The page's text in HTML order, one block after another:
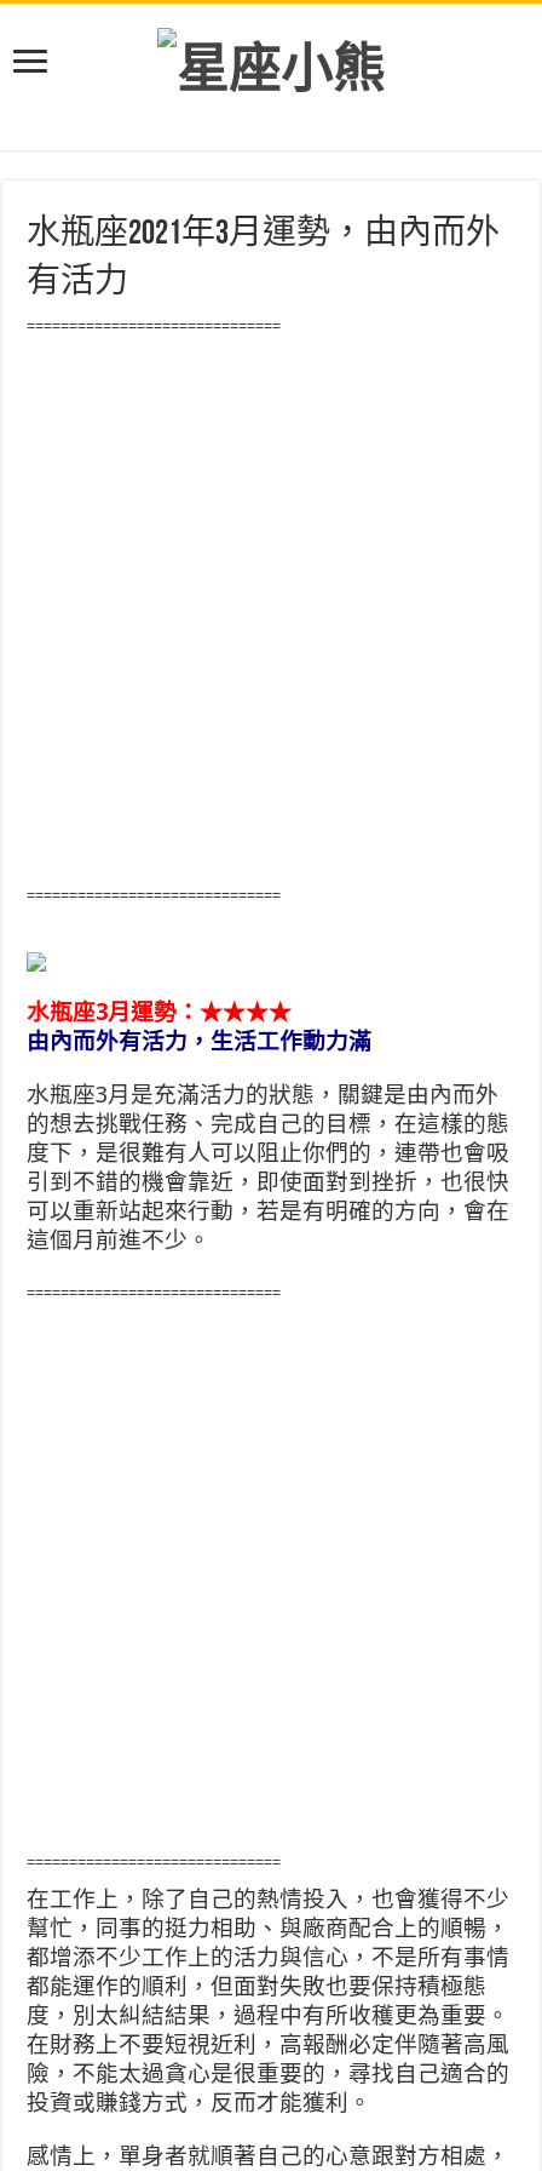
水瓶座2021年3月運勢，由內而外
有活力
==============================
==============================
水瓶座3月運勢：★★★★
由內而外有活力，生活工作動力滿
水瓶座3月是充滿活力的狀態，關鍵是由內而外
的想去挑戰任務、完成自己的目標，在這樣的態
度下，是很難有人可以阻止你們的，連帶也會吸
引到不錯的機會靠近，即使面對到挫折，也很快
可以重新站起來行動，若是有明確的方向，會在
這個月前進不少。
==============================
==============================
在工作上，除了自己的熱情投入，也會獲得不少
幫忙，同事的挺力相助、與廠商配合上的順暢，
都增添不少工作上的活力與信心，不是所有事情
都能運作的順利，但面對失敗也要保持積極態
度，別太糾結結果，過程中有所收穫更為重要。
在財務上不要短視近利，高報酬必定伴隨著高風
險，不能太過貪心是很重要的，尋找自己適合的
投資或賺錢方式，反而才能獲利。
感情上，單身者就順著自己的心意跟對方相處，